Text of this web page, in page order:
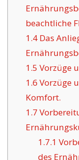
beachtliche
1.4Das
1.5 Vorzüge
1.6 Vorzüge
Komfort.
1.7
1.7.1
des